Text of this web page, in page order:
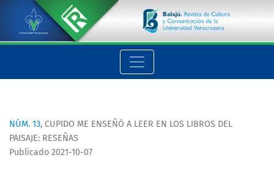
Literacidad. Sentidos, experiencias, narrativas. Citlalli
NÚM. 13, CUPIDO ME ENSEÑÓ A LEER EN LOS LIBROS DEL
PAISAJE: RESEÑAS
Publicado 2021-10-07